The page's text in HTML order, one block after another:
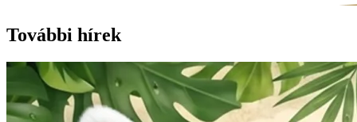
További hírek